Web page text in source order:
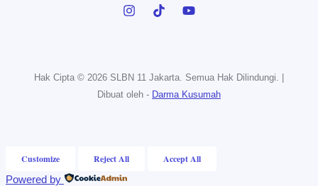
Hak Cipta © 2026 SLBN 11 Jakarta. Semua Hak Dilindungi. |
Dibuat oleh - Darma Kusumah
Customize Reject All Accept All
Powered by